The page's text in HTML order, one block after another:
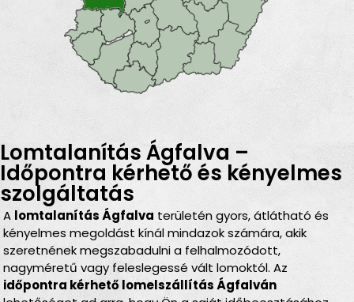
Lomtalanítás Ágfalva –
Időpontra kérhető és kényelmes
szolgáltatás
A lomtalanítás Ágfalva területén gyors, átlátható és
kényelmes megoldást kínál mindazok számára, akik
szeretnének megszabadulni a felhalmozódott,
nagyméretű vagy feleslegessé vált lomoktól. Az
időpontra kérhető lomelszállítás Ágfalván